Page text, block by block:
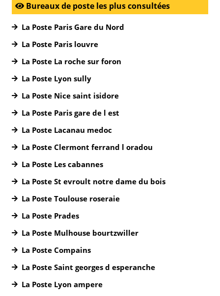
Bureaux de poste les plus consultées
La Poste Paris Gare du Nord
La Poste Paris louvre
La Poste La roche sur foron
La Poste Lyon sully
La Poste Nice saint isidore
La Poste Paris gare de l est
La Poste Lacanau medoc
La Poste Clermont ferrand l oradou
La Poste Les cabannes
La Poste St evroult notre dame du bois
La Poste Toulouse roseraie
La Poste Prades
La Poste Mulhouse bourtzwiller
La Poste Compains
La Poste Saint georges d esperanche
La Poste Lyon ampere